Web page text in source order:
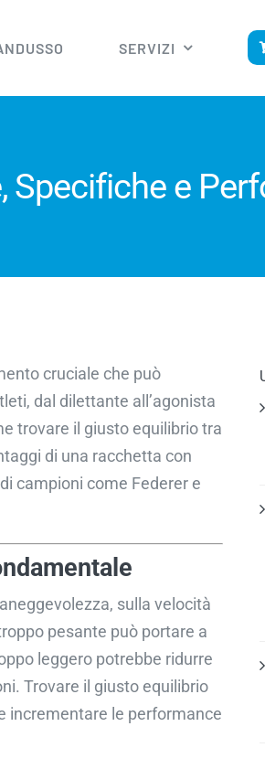
SERVIZI
Specifiche e
cruciale che può
dal dilettante all’agonista
trovare il giusto equilibrio tra
di una racchetta con
campioni come Federer e
sulla velocità
pesante può portare a
leggero potrebbe ridurre
Trovare il giusto equilibrio
incrementare le performance